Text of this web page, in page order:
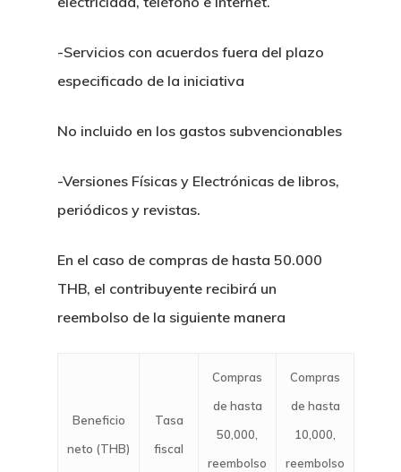
-Servicios con acuerdos fuera del plazo
especificado de la iniciativa
No incluido en los gastos subvencionables
-Versiones Físicas y Electrónicas de libros,
periódicos y revistas.
En el caso de compras de hasta 50.000
THB, el contribuyente recibirá un
reembolso de la siguiente manera
Beneficio
neto (THB)
Tasa
fiscal
Compras
de hasta
50,000,
reembolso
Compras
de hasta
10,000,
reembolso
Y Tailandia
Derecho Fiscal
JV
Concurso De
Diligencia Debida A
Delitos Contra El
Casos De Trafico
De Familia
Compra De
Visa Schengen
Plan De Sucesiones
De Herencia
Ciudadania Por
Compra De Hoteles
Inmuebles
Crypto
Canabis Medicinal